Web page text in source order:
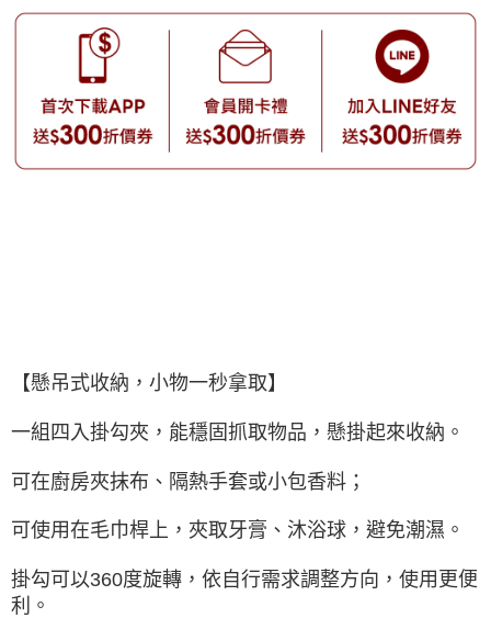
【懸吊式收納，小物一秒拿取】
一組四入掛勾夾，能穩固抓取物品，懸掛起來收納。
可在廚房夾抹布、隔熱手套或小包香料；
可使用在毛巾桿上，夾取牙膏、沐浴球，避免潮濕。
掛勾可以360度旋轉，依自行需求調整方向，使用更便
利。